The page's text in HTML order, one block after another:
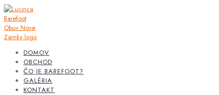
DOMOV
OBCHOD
ČO JE BAREFOOT?
GALÉRIA
KONTAKT